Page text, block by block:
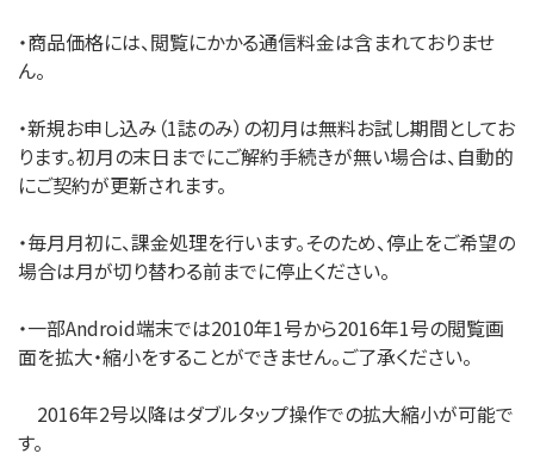
・商品価格には、閲覧にかかる通信料金は含まれておりませ
ん。
・新規お申し込み（1誌のみ）の初月は無料お試し期間としてお
ります。初月の末日までにご解約手続きが無い場合は、自動的
にご契約が更新されます。
・毎月月初に、課金処理を行います。そのため、停止をご希望の
場合は月が切り替わる前までに停止ください。
・一部Android端末では2010年1号から2016年1号の閲覧画
面を拡大・縮小をすることができません。ご了承ください。
2016年2号以降はダブルタップ操作での拡大縮小が可能で
す。